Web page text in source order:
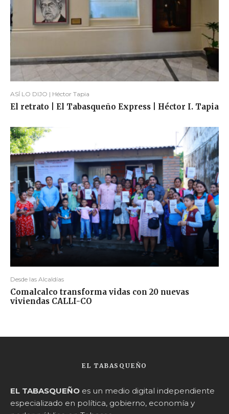
ASÍ LO DIJO | Héctor Tapia
El retrato | El Tabasqueño Express | Héctor I. Tapia
Desde las Alcaldías
Comalcalco transforma vidas con 20 nuevas
viviendas CALLI-CO
EL TABASQUEÑO
EL TABASQUEÑO es un medio digital independiente
especializado en política, gobierno, economía y